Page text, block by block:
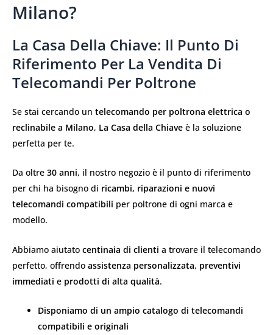
Milano?
La Casa Della Chiave: Il Punto Di
Riferimento Per La Vendita Di
Telecomandi Per Poltrone
Se stai cercando un telecomando per poltrona elettrica o
reclinabile a Milano, La Casa della Chiave è la soluzione
perfetta per te.
Da oltre 30 anni, il nostro negozio è il punto di riferimento
per chi ha bisogno di ricambi, riparazioni e nuovi
telecomandi compatibili per poltrone di ogni marca e
modello.
Abbiamo aiutato centinaia di clienti a trovare il telecomando
perfetto, offrendo assistenza personalizzata, preventivi
immediati e prodotti di alta qualità.
Disponiamo di un ampio catalogo di telecomandi
compatibili e originali